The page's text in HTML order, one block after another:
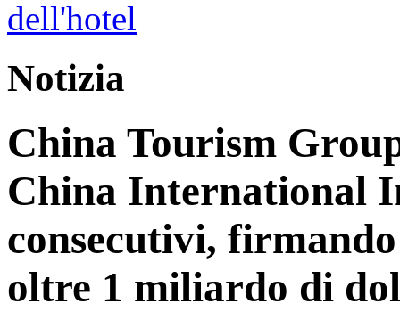
Notizia
China Tourism
China International
consecutivi,
oltre 1 miliardo di